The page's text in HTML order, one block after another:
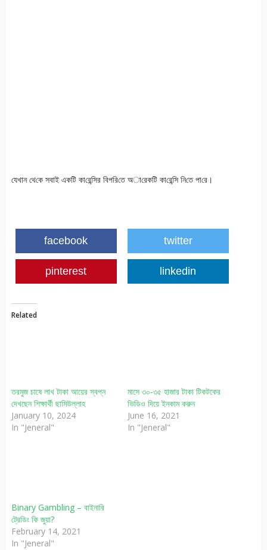
যেখান থে‌কে সবাই এক‌টি কা‌রে‌ন্সির বিপ‌রি‌তে অা‌রেক‌টি কা‌রে‌ন্সি ন‌ি‌তে পা‌রে।
facebook twitter
pinterest linkedin
Related
তরমুজ চাষে লাখ টাকা আয়ের স্বপ্ন
দেখছেন শিক্ষার্থী ছামিউল্লাহ
January 10, 2024
In "Jeneral"
মাসে ৩০-৩৫ হাজার টাকা টিকটকের
ভিডিও দিয়ে ইনকাম করুন
June 16, 2021
In "Jeneral"
Binary Gambling – বাইনারি
ট্রেডিং কি জুয়া?
February 14, 2021
In "Jeneral"